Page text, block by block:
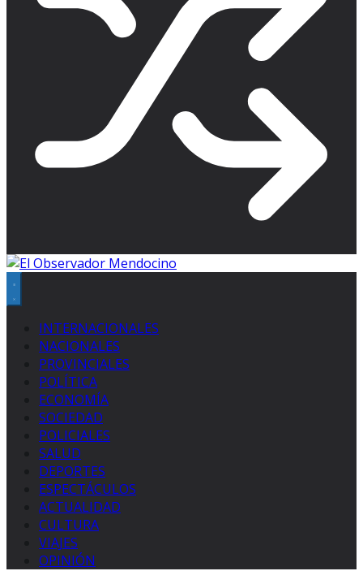
INTERNACIONALES
NACIONALES
PROVINCIALES
POLÍTICA
ECONOMÍA
SOCIEDAD
POLICIALES
SALUD
DEPORTES
ESPECTÁCULOS
ACTUALIDAD
CULTURA
VIAJES
OPINIÓN